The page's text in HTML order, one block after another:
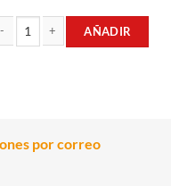
AÑADIR
por correo